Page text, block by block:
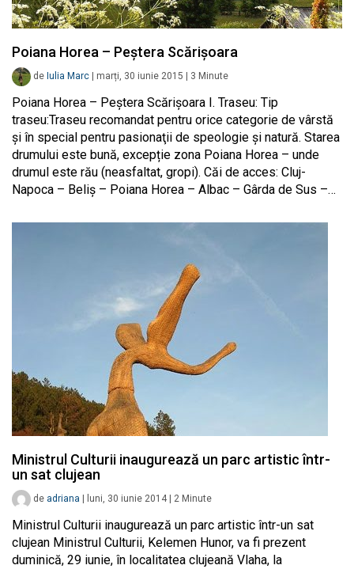
Poiana Horea – Peștera Scărișoara
de Iulia Marc marți, 30 iunie 2015 3 Minute
Poiana Horea – Peștera Scărișoara I. Traseu: Tip
traseu:Traseu recomandat pentru orice categorie de vârstă
şi în special pentru pasionaţii de speologie şi natură. Starea
drumului este bună, excepție zona Poiana Horea – unde
drumul este rău (neasfaltat, gropi). Căi de acces: Cluj-
Napoca – Beliș – Poiana Horea – Albac – Gârda de Sus –…
Ministrul Culturii inaugurează un parc artistic într-
un sat clujean
de adriana luni, 30 iunie 2014 2 Minute
Ministrul Culturii inaugurează un parc artistic într-un sat
clujean Ministrul Culturii, Kelemen Hunor, va fi prezent
duminică, 29 iunie, în localitatea clujeană Vlaha, la